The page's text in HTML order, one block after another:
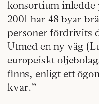
konsortium inledde
2001 har 48 byar
personer fördrivits
Utmed en ny väg
europeiskt
finns, enligt ett
kvar.”